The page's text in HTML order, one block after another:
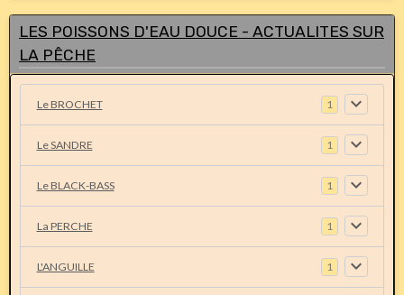
LES POISSONS D'EAU DOUCE - ACTUALITES SUR
LA PÊCHE
Le BROCHET 1
Le SANDRE 1
Le BLACK-BASS 1
La PERCHE 1
L'ANGUILLE 1